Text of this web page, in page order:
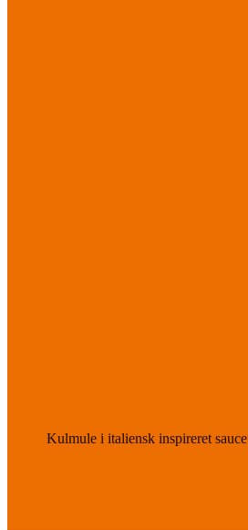
Kulmule i italiensk inspireret sauce